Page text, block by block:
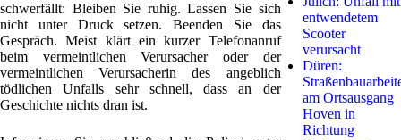
schwerfällt: Bleiben Sie ruhig. Lassen Sie sich
nicht unter Druck setzen. Beenden Sie das
Gespräch. Meist klärt ein kurzer Telefonanruf
beim vermeintlichen Verursacher oder der
vermeintlichen Verursacherin des angeblich
tödlichen Unfalls sehr schnell, dass an der
Geschichte nichts dran ist.
entwendetem
Scooter
verursacht
Düren:
am Ortsausgang
Hoven in
Richtung